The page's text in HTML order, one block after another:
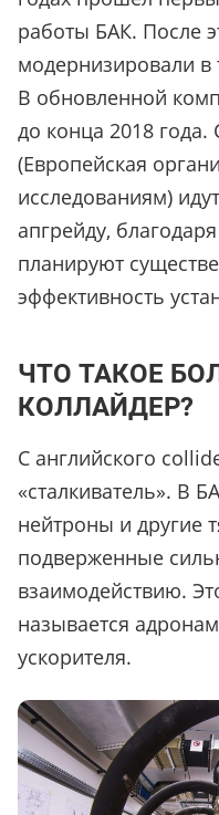
работы БАК. После
модернизировали в
В обновленной
до конца 2018
(Европейская
исследованиям)
апгрейду,
планируют
эффективность
ЧТО ТАКОЕ
КОЛЛАЙДЕР?
С английского
«сталкиватель». В
нейтроны и другие
подверженные
взаимодействию.
называется
ускорителя.